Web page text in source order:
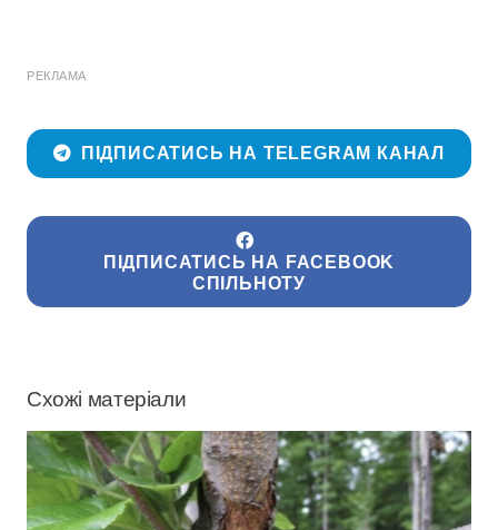
РЕКЛАМА
ПІДПИСАТИСЬ НА TELEGRAM КАНАЛ
ПІДПИСАТИСЬ НА FACEBOOK
СПІЛЬНОТУ
Схожі матеріали